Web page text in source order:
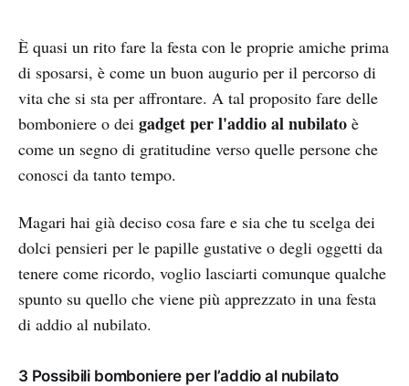
È quasi un rito fare la festa con le proprie amiche prima
di sposarsi, è come un buon augurio per il percorso di
vita che si sta per affrontare. A tal proposito fare delle
bomboniere o dei gadget per l'addio al nubilato è
come un segno di gratitudine verso quelle persone che
conosci da tanto tempo.
Magari hai già deciso cosa fare e sia che tu scelga dei
dolci pensieri per le papille gustative o degli oggetti da
tenere come ricordo, voglio lasciarti comunque qualche
spunto su quello che viene più apprezzato in una festa
di addio al nubilato.
3 Possibili bomboniere per l’addio al nubilato